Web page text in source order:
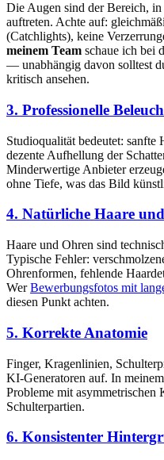
Die Augen sind der Bereich,
auftreten. Achte auf:
(Catchlights), keine
meinem Team schaue ich bei
— unabhängig davon solltest
kritisch ansehen.
3. Professionelle
Studioqualität bedeutet: sanfte
dezente Aufhellung der
Minderwertige Anbieter
ohne Tiefe, was das Bild
4. Natürliche Haare
Haare und Ohren sind
Typische Fehler:
Ohrenformen, fehlende
WerBewerbungsfotos mit
diesen Punkt achten.
5. Korrekte Anatomie
Finger, Kragenlinien,
KI-Generatoren auf. In
Probleme mit
Schulterpartien.
6. Konsistenter